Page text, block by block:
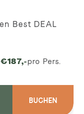
Best DEAL
€187,-pro Pers.
BUCHEN